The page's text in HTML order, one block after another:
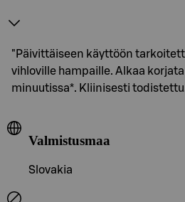
"Päivittäiseen käyttöön
vihloville hampaille. Alkaa
minuutissa*. Kliinisesti
Valmistusmaa
Slovakia